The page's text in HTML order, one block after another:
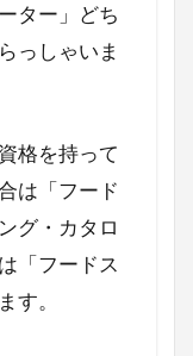
ター」どち
っしゃいま
格を持って
は「フード
グ・カタロ
「フードス
す。
チョコレート
ダ